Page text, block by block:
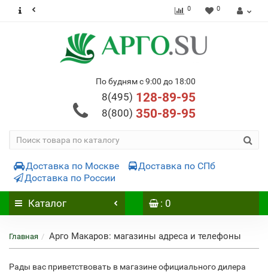
0 0
По будням с 9:00 до 18:00
8(495) 128-89-95
8(800) 350-89-95
Доставка по Москве
Доставка по СПб
Доставка по России
Каталог : 0
Главная Арго Макаров: магазины адреса и телефоны
Рады вас приветствовать в магазине официального дилера